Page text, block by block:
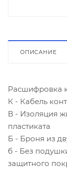
ОПИСАНИЕ
Расшифровка
К - Кабель
В - Изоляция
пластиката
Б - Броня из
б - Без
защитного